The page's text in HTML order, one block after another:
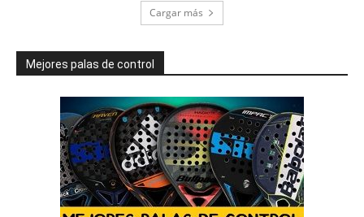
Cargar más
Mejores palas de control